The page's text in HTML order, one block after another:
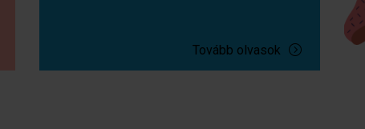
Tovább olvasok